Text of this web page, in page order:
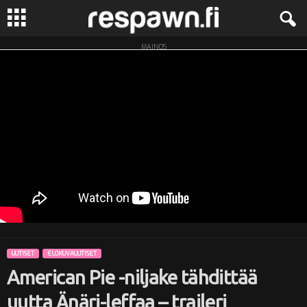
R
w
MAINOS
UUTISET ELOKUVAUUTISET
American Pie -niljake tähdittää
uutta Änäri-leffaa – traileri